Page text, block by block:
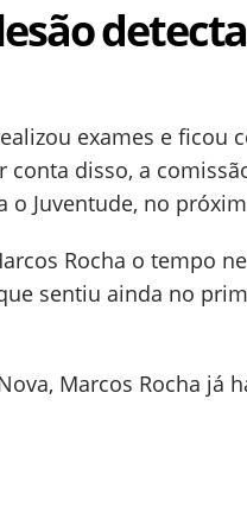
exames e ficou
conta disso, a
o Juventude, no
Rocha o tempo
sentiu ainda no
Marcos Rocha já